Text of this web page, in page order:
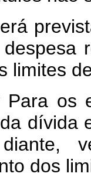
limites
os
dívida
dos